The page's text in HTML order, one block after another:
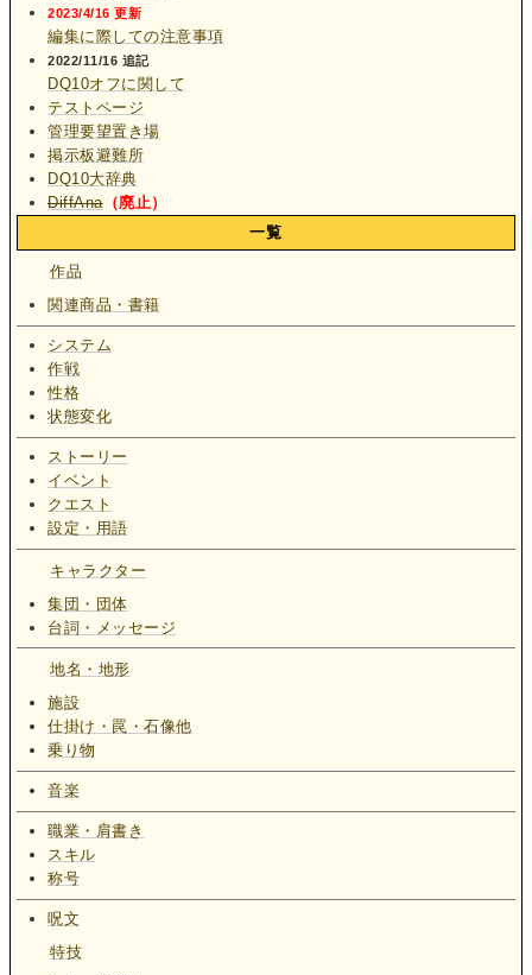
2023/4/16 更新
編集に際しての注意事項
2022/11/16 追記
DQ10オフに関して
テストページ
管理要望置き場
掲示板避難所
DQ10大辞典
DiffAna（廃止）
一覧
作品
関連商品・書籍
システム
作戦
性格
状態変化
ストーリー
イベント
クエスト
設定・用語
キャラクター
集団・団体
台詞・メッセージ
地名・地形
施設
仕掛け・罠・石像他
乗り物
音楽
職業・肩書き
スキル
称号
呪文
特技